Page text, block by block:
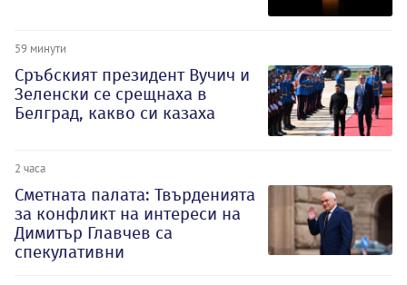
59 минути
Сръбският президент Вучич и
Зеленски се срещнаха в
Белград, какво си казаха
2 часа
Сметната палата: Твърденията
за конфликт на интереси на
Димитър Главчев са
спекулативни